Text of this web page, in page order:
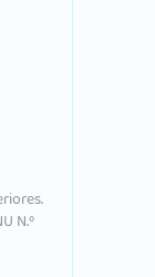
N.º